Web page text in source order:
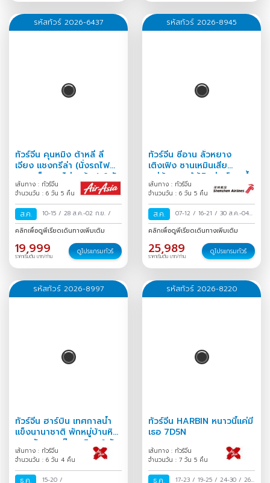
พ.ย./ 30 ต.ค.-04 พ.ย.
ต.ค.-05 พ.ย./
รหัสทัวร์ 2026-6437
ทัวร์จีน คุนหมิง ต้าหลี่ ลี่
เจียง แชงกรีล่า (นั่งรถไฟ
ความเร็วสูง-ไม่ลงร้าน) 6 วัน
5 คืน
เส้นทาง : ทัวร์จีน
จำนวนวัน : 6 วัน 5 คืน
ส.ค. 10-15 / 28 ส.ค.-02 ก.ย. /
คลิกเพื่อดูพีเรียดเดินทางเพิ่มเติม
19,999
ราคาเริ่มต้น บาท/ท่าน
ดูโปรแกรมทัวร์
รหัสทัวร์ 2026-8945
ทัวร์จีน ซีอาน ลั่วหยาง
เติงเฟิง ซานเหมินเสีย
หมู่บ้านหลุมใต้ดินส่านโจว ถ้ำ
หลงเหมิน 6วัน 5คืน
เส้นทาง : ทัวร์จีน
จำนวนวัน : 6 วัน 5 คืน
ส.ค. 07-12 / 16-21 / 30 ส.ค.-04
ก.ย./
คลิกเพื่อดูพีเรียดเดินทางเพิ่มเติม
25,989
ราคาเริ่มต้น บาท/ท่าน
ดูโปรแกรมทัวร์
รหัสทัวร์ 2026-8997
ทัวร์จีน ฮาร์บิน เทศกาลน้ำ
แข็งนานาชาติ พักหมู่บ้านหิมะ
หยงอัน สวนตุ๊กตาหิมะ 6 วัน
4 คืน
เส้นทาง : ทัวร์จีน
จำนวนวัน : 6 วัน 4 คืน
ธ.ค. 15-20 /
รหัสทัวร์ 2026-8220
ทัวร์จีน HARBIN หนาวนี้แค่มี
เธอ 7D5N
เส้นทาง : ทัวร์จีน
จำนวนวัน : 7 วัน 5 คืน
ธ.ค. 17-23 / 19-25 / 24-30 / 26